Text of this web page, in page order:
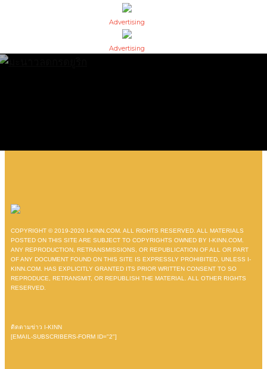
Advertising
Advertising
COPYRIGHT © 2019-2020 I-KINN.COM. ALL RIGHTS RESERVED. ALL MATERIALS
POSTED ON THIS SITE ARE SUBJECT TO COPYRIGHTS OWNED BY I-KINN.COM.
ANY REPRODUCTION, RETRANSMISSIONS, OR REPUBLICATION OF ALL OR PART
OF ANY DOCUMENT FOUND ON THIS SITE IS EXPRESSLY PROHIBITED, UNLESS I-
KINN.COM. HAS EXPLICITLY GRANTED ITS PRIOR WRITTEN CONSENT TO SO
REPRODUCE, RETRANSMIT, OR REPUBLISH THE MATERIAL. ALL OTHER RIGHTS
RESERVED.
ติดตามข่าว I-KINN
[EMAIL-SUBSCRIBERS-FORM ID="2"]